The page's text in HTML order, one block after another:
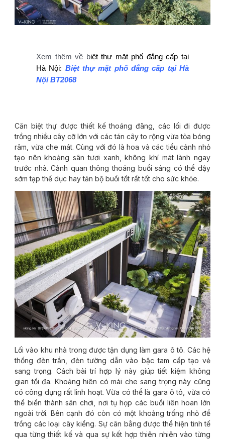
Xem thêm về biệt thự mặt phố đẳng cấp tại
Hà Nội: Biệt thự mặt phố đẳng cấp tại Hà
Nội BT2068
Căn biệt thự được thiết kế thoáng đãng, các lối đi được
trồng nhiều cây cỡ lớn với các tán cây to rộng vừa tỏa bóng
râm, vừa che mát. Cùng với đó là hoa và các tiểu cảnh nhỏ
tạo nên khoảng sân tươi xanh, không khí mát lành ngay
trước nhà. Cảnh quan thông thoáng buổi sáng có thể dậy
sớm tạp thể dục hay tản bộ buổi tốt rất tốt cho sức khỏe.
Lối vào khu nhà trong được tận dụng làm gara ô tô. Các hệ
thống đèn trần, đèn tường dẫn vào bậc tam cấp tạo vẻ
sang trọng. Cách bài trí hợp lý này giúp tiết kiệm không
gian tối đa. Khoảng hiên có mái che sang trọng này cũng
có công dụng rất linh hoạt. Vừa có thể là gara ô tô, vừa có
thể biến thành sân chơi, nơi tụ họp các buổi liên hoan lớn
ngoài trời. Bên cạnh đó còn có một khoảng trống nhỏ để
trồng các loại cây kiểng. Sự cân bằng được thể hiện tinh tế
qua từng thiết kế và qua sự kết hợp thiên nhiên vào từng